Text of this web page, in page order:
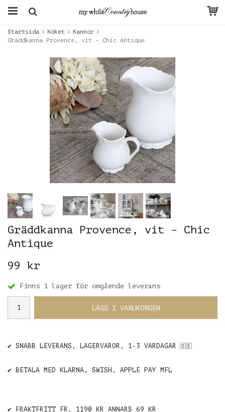
Startsida Köket
Kannor
Gräddkanna Provence, vit - Chic Antique
Gräddkanna Provence, vit - Chic
Antique
99 kr
Finns i lager för omgående leverans
LÄGG I VARUKORGEN
✔️ SNABB LEVERANS, LAGERVAROR, 1-3 VARDAGAR 🇸🇪
✔️ BETALA MED KLARNA, SWISH, APPLE PAY MFL
✔️ FRAKTFRITT FR. 1190 KR ANNARS 69 KR